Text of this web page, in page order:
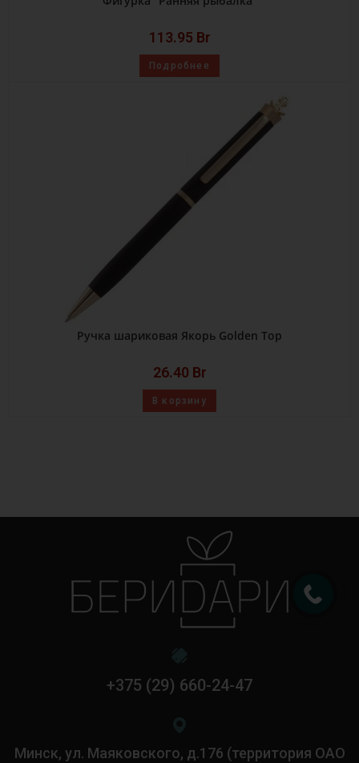
113.95 Br
Подробнее
Ручка шариковая Якорь Golden Top
26.40 Br
В корзину
+375 (29) 660-24-47
Минск, ул. Маяковского, д.176 (территория ОАО